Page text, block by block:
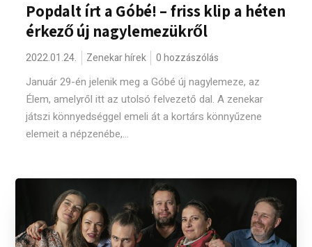
Popdalt írt a Góbé! – friss klip a héten
érkező új nagylemezükről
2022.01.24. Zenekar hírek 0 hozzászólás
Január 29-én jelenik meg a Góbé új nagylemeze, az
Élem, amelyről itt az utolsó felvezető dal. A zenekar
játszi könnyedséggel emeli át a kortárs könnyűzene
elemeit a népzenébe,...